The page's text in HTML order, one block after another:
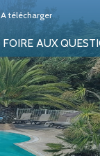
A télécharger
FOIRE AUX